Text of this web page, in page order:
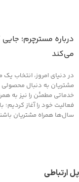
درباره مسترچرم؛
می‌کند
در دنیای امروز، انتخاب
مشتریان به دنبال محصولی
خدماتی مطمئن را نیز به
فعالیت خود را آغاز
سال‌ها همراه مشتریان
پل ارتباطی